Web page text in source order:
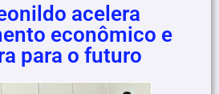
acelera
econômico e
para o futuro